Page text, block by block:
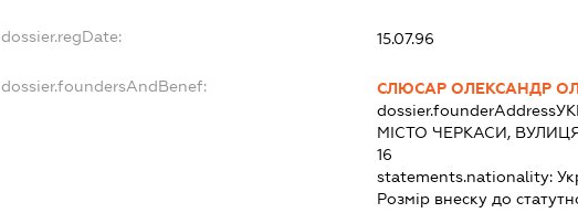
dossier.regDate: 15.07.96
dossier.foundersAndBenef:
СЛЮСАР ОЛЕКСАНДР
dossier.founderAddress
МІСТО ЧЕРКАСИ,
16
statements.nationality:
Розмір внеску до